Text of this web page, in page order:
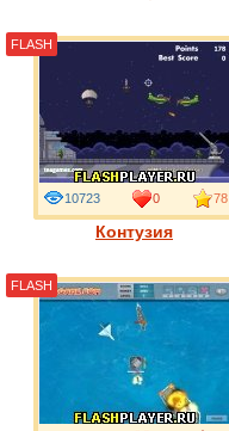
Контузия
10723 0 78
FLASH
FLASH